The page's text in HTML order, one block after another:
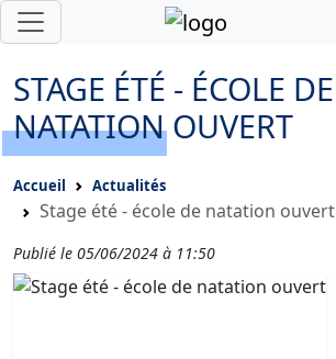
STAGE ÉTÉ - ÉCOLE DE
NATATION OUVERT
Accueil Actualités
Stage été - école de natation ouvert
Publié le 05/06/2024 à 11:50